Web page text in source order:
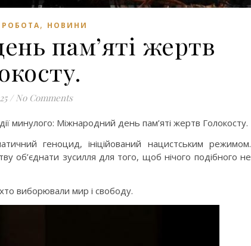
, НОВИНИ
пам’яті жертв
/ No Comments
минулого: Міжнародний день пам’яті жертв Голокосту.
геноцид, ініційований нацистським режимом.
об’єднати зусилля для того, щоб нічого подібного не
хто виборювали мир і свободу.